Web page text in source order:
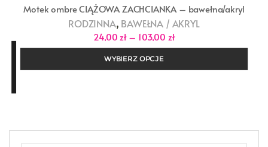
Motek ombre CIĄŻOWA ZACHCIANKA – bawełna/akryl
RODZINNA, BAWEŁNA / AKRYL
24,00zł – 103,00 złZakres
cen:
do
WYBIERZ OPCJE